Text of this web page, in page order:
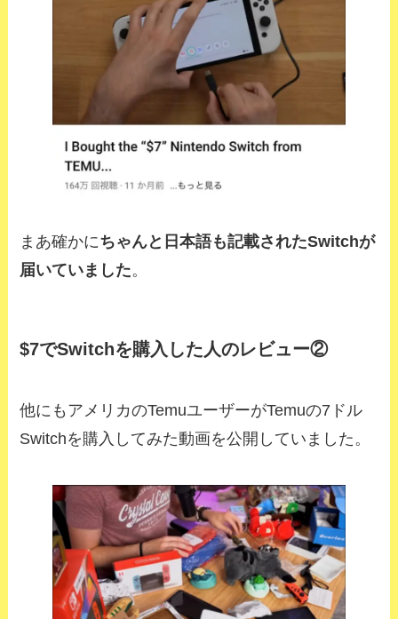
まあ確かにちゃんと日本語も記載されたSwitchが
届いていました。
$7でSwitchを購入した人のレビュー②
他にもアメリカのTemuユーザーがTemuの7ドル
Switchを購入してみた動画を公開していました。